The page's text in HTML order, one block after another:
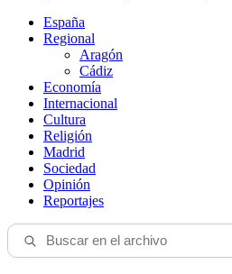
España
Regional
Aragón
Cádiz
Economía
Internacional
Cultura
Religión
Madrid
Sociedad
Opinión
Reportajes